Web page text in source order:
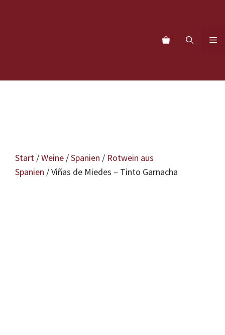
Start /Weine /Spanien / Rotwein aus
Spanien / Viñas de Miedes – Tinto Garnacha